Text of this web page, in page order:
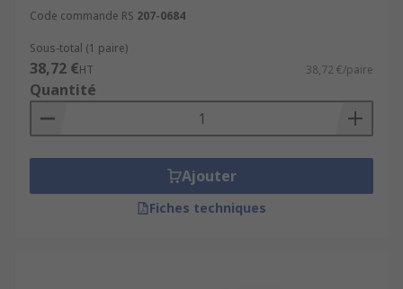
Code commande RS 207-0684
Sous-total (1 paire)
38,72 €HT 38,72 €/paire
Quantité
Ajouter
Fiches techniques